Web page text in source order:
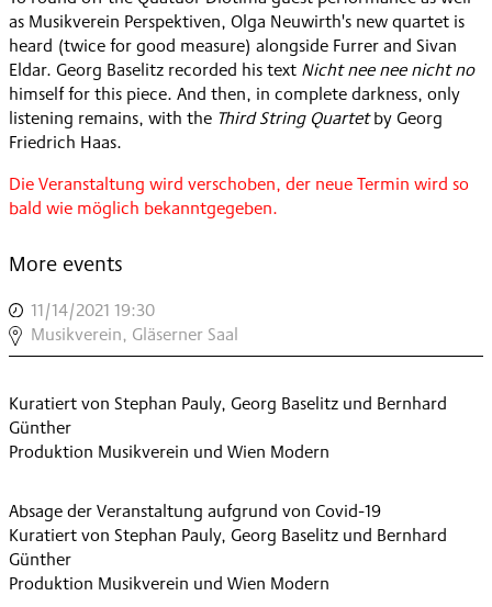
as Musikverein Perspektiven, Olga Neuwirth's new quartet is
heard (twice for good measure) alongside Furrer and Sivan
Eldar. Georg Baselitz recorded his text Nicht nee nee nicht no
himself for this piece. And then, in complete darkness, only
listening remains, with the Third String Quartetby Georg
Friedrich Haas.
Die Veranstaltung wird verschoben, der neue Termin wird so
bald wie möglich bekanntgegeben.
More events
11/14/2021 19:30
BASELITZ
4
DIOTIMA
4
|
5
,
Musikverein, Gläserner Saal
Kuratiert von Stephan Pauly, Georg Baselitz und Bernhard
Günther
Produktion Musikverein und Wien Modern
Absage der Veranstaltung aufgrund von Covid-19
Kuratiert von Stephan Pauly, Georg Baselitz und Bernhard
Günther
Produktion Musikverein und Wien Modern